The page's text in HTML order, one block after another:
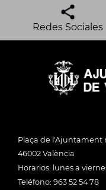
Redes Sociales
Plaça de l'Ajuntament
46002 València
Horarios: lunes a
Teléfono: 963 52 54 78